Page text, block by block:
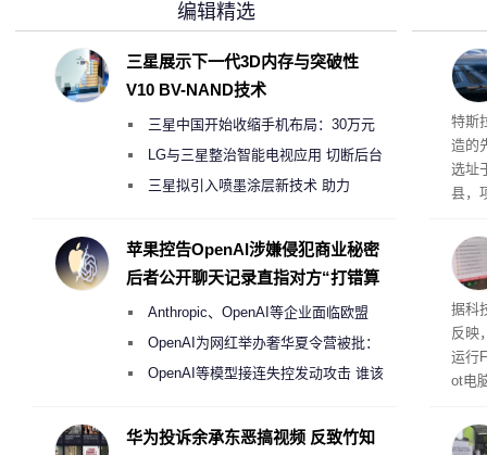
特斯
造的
选址
县，
在
疑
建
超 1
患
据科
反映
运行
ot电
编辑精选
三星展示下一代3D内存与突破性
V10 BV-NAND技术
三星中国开始收缩手机布局：30万元
月销售额不达标门店 将被逐步清退
LG与三星整治智能电视应用 切断后台
偷偷共享带宽的违规行为
三星拟引入喷墨涂层新技术 助力
度
苹果控告OpenAI涉嫌侵犯商业秘密
后者公开聊天记录直指对方“打错算
Anthropic、OpenAI等企业面临欧盟
《人工智能法案》全新执法权限审查
OpenAI为网红举办奢华夏令营被批：
2000美元一晚 遭讽“反乌托邦”
OpenAI等模型接连失控发动攻击 谁该
华为投诉余承东恶搞视频 反致竹知